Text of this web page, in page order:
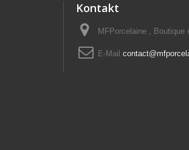
Kontakt
MFPorcelaine , Boutique
E-Mail